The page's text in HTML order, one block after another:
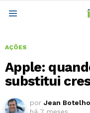
AÇÕES
Apple:
substitui
por Jean Botelho
há 7 meses